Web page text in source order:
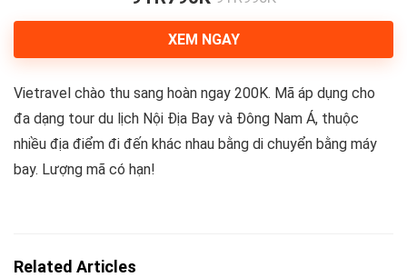
XEM NGAY
Vietravel chào thu sang hoàn ngay 200K. Mã áp dụng cho
đa dạng tour du lịch Nội Địa Bay và Đông Nam Á, thuộc
nhiều địa điểm đi đến khác nhau bằng di chuyển bằng máy
bay. Lượng mã có hạn!
Related Articles